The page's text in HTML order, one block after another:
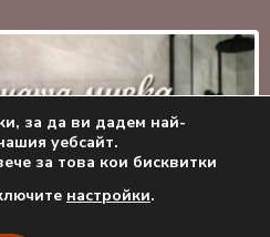
за да ви дадем най-
уебсайт.
за това кои бисквитки
настройки.